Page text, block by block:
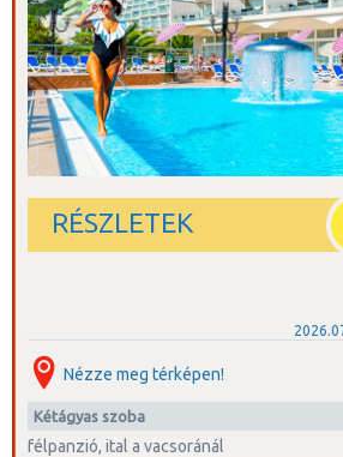
RÉSZLETEK
Nézze meg térképen!
kétágyas szoba
félpanzió, ital a vacsoránál